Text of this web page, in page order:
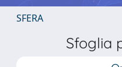
SFERA
Sfoglia